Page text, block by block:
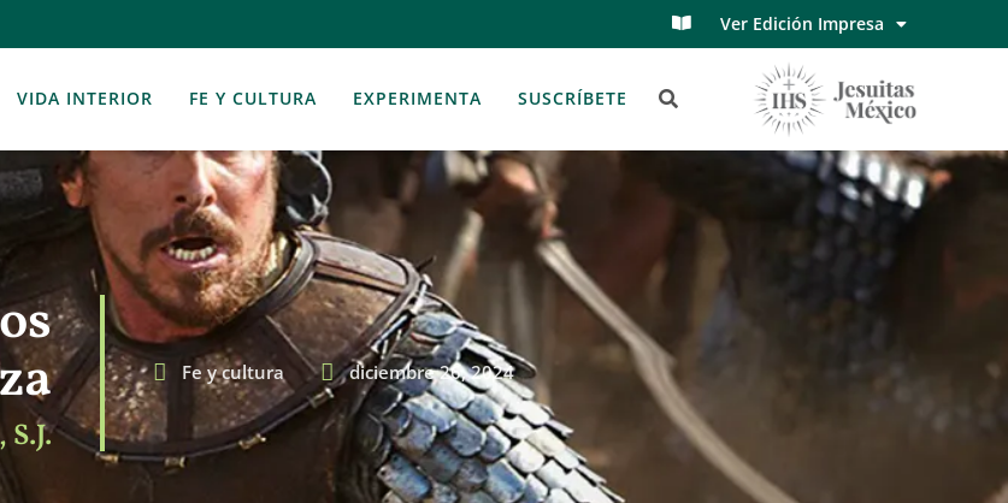
Ver Edición Impresa
VIDA INTERIOR FE Y CULTURA EXPERIMENTA SUSCRÍBETE
Fe y cultura diciembre 26, 2024